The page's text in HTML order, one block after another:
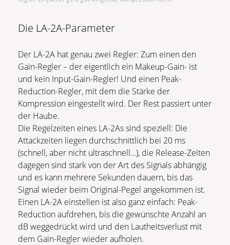
Die LA-2A-Parameter
Der LA-2A hat genau zwei Regler: Zum einen den
Gain-Regler – der eigentlich ein Makeup-Gain- ist
und kein Input-Gain-Regler! Und einen Peak-
Reduction-Regler, mit dem die Stärke der
Kompression eingestellt wird. Der Rest passiert unter
der Haube.
Die Regelzeiten eines LA-2As sind speziell: Die
Attackzeiten liegen durchschnittlich bei 20 ms
(schnell, aber nicht ultraschnell…), die Release-Zeiten
dagegen sind stark von der Art des Signals abhängig
und es kann mehrere Sekunden dauern, bis das
Signal wieder beim Original-Pegel angekommen ist.
Einen LA-2A einstellen ist also ganz einfach: Peak-
Reduction aufdrehen, bis die gewünschte Anzahl an
dB weggedrückt wird und den Lautheitsverlust mit
dem Gain-Regler wieder aufholen.